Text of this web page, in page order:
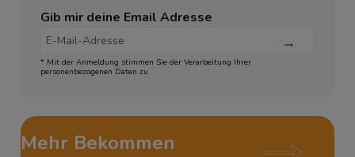
Gib mir deine Email Adresse
* Mit der Anmeldung stimmen Sie der Verarbeitung Ihrer
personenbezogenen Daten zu
Mehr Bekommen